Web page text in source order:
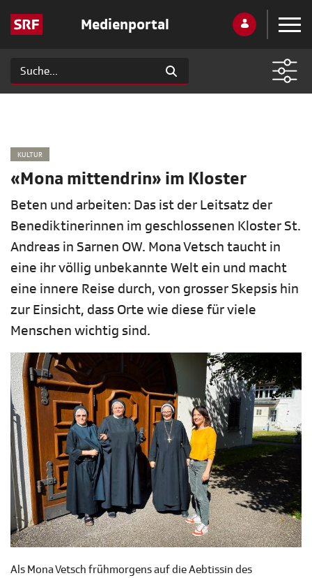
Medienportal
KULTUR
«Mona mittendrin» im Kloster
Beten und arbeiten: Das ist der Leitsatz der
Benediktinerinnen im geschlossenen Kloster St.
Andreas in Sarnen OW. Mona Vetsch taucht in
eine ihr völlig unbekannte Welt ein und macht
eine innere Reise durch, von grosser Skepsis hin
zur Einsicht, dass Orte wie diese für viele
Menschen wichtig sind.
Als Mona Vetsch frühmorgens auf die Aebtissin des